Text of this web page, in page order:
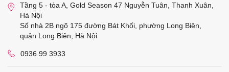
Tầng 5 - tòa A, Gold Season 47 Nguyễn Tuân, Thanh Xuân,
Hà Nội
Số nhà 2B ngõ 175 đường Bát Khối, phường Long Biên,
quận Long Biên, Hà Nội
0936 99 3933